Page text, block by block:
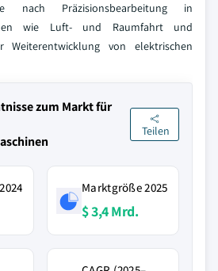
nach Präzisionsbearbeitung in
wie Luft- und Raumfahrt und
Weiterentwicklung von elektrischen
zum Markt für
Teilen
Marktgröße 2025
$ 3,4 Mrd.